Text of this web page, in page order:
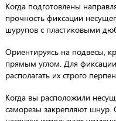
Когда подготовлены
прочность фиксации
шурупов с пластиковыми
Ориентируясь на подвесы,
прямым углом. Для
располагать их строго
Когда вы расположили
саморезы закрепляют шнур.